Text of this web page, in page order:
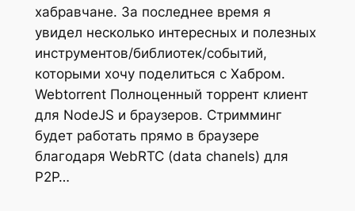
хабравчане. За последнее время я
увидел несколько интересных и полезных
инструментов/библиотек/событий,
которыми хочу поделиться с Хабром.
Webtorrent Полноценный торрент клиент
для NodeJS и браузеров. Стримминг
будет работать прямо в браузере
благодаря WebRTC (data chanels) для
P2P…